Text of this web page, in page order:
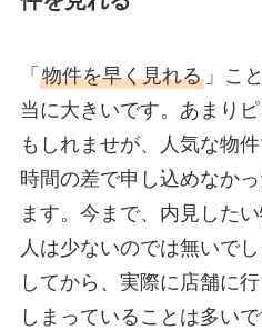
「 物件を早く見れる」こ
当に大きいです。あまり
もしれませが、人気な物
時間の差で申し込めなか
ます。今まで、内見した
人は少ないのでは無いで
してから、実際に店舗に
しまっていることは多いで